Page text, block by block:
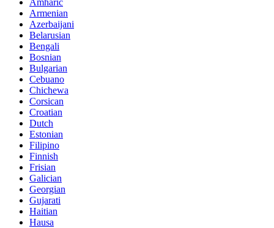
Armenian
Azerbaijani
Belarusian
Bengali
Bosnian
Bulgarian
Cebuano
Chichewa
Corsican
Croatian
Dutch
Estonian
Filipino
Finnish
Frisian
Galician
Georgian
Gujarati
Haitian
Hausa